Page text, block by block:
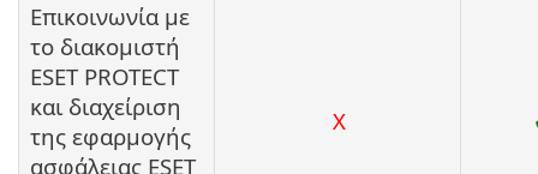
Επικοινωνία με
το διακομιστή
ESET PROTECT
και διαχείριση
της εφαρμογής
ασφάλειας ESET
X